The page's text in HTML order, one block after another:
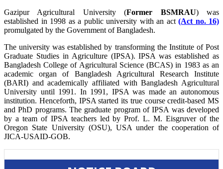
Gazipur Agricultural University (Former BSMRAU) was
established in 1998 as a public university with an act (Act no. 16)
promulgated by the Government of Bangladesh.
The university was established by transforming the Institute of Post
Graduate Studies in Agriculture (IPSA). IPSA was established as
Bangladesh College of Agricultural Science (BCAS) in 1983 as an
academic organ of Bangladesh Agricultural Research Institute
(BARI) and academically affiliated with Bangladesh Agricultural
University until 1991. In 1991, IPSA was made an autonomous
institution. Henceforth, IPSA started its true course credit-based MS
and PhD programs. The graduate program of IPSA was developed
by a team of IPSA teachers led by Prof. L. M. Eisgruver of the
Oregon State University (OSU), USA under the cooperation of
JICA-USAID-GOB.